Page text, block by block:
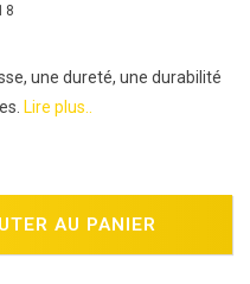
une dureté, une durabilité
Lire plus..
AU PANIER